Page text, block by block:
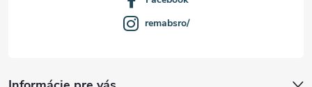
remabsro/